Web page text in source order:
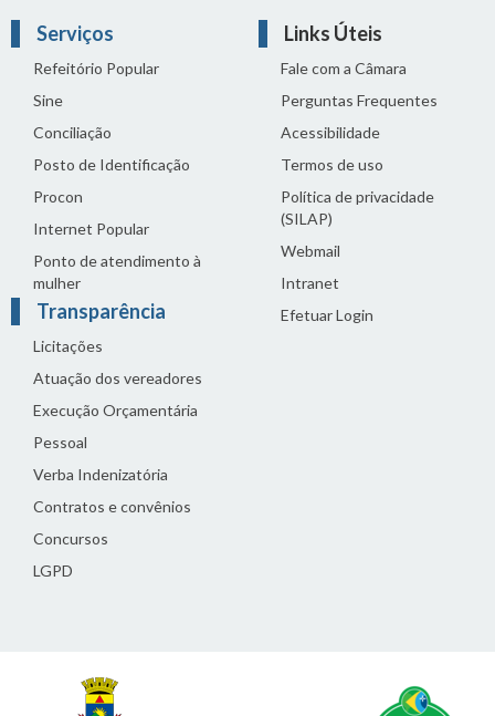
Serviços
Refeitório Popular
Sine
Conciliação
Posto de Identificação
Procon
Internet Popular
Ponto de atendimento à
mulher
Transparência
Licitações
Atuação dos vereadores
Execução Orçamentária
Pessoal
Verba Indenizatória
Contratos e convênios
Concursos
LGPD
Links Úteis
Fale com a Câmara
Perguntas Frequentes
Acessibilidade
Termos de uso
Política de privacidade
(SILAP)
Webmail
Intranet
Efetuar Login